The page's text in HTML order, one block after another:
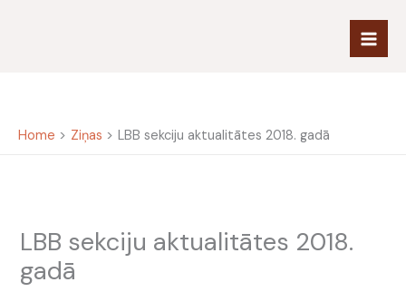
Home Ziņas LBB sekciju aktualitātes 2018. gadā
LBB sekciju aktualitātes 2018.
gadā